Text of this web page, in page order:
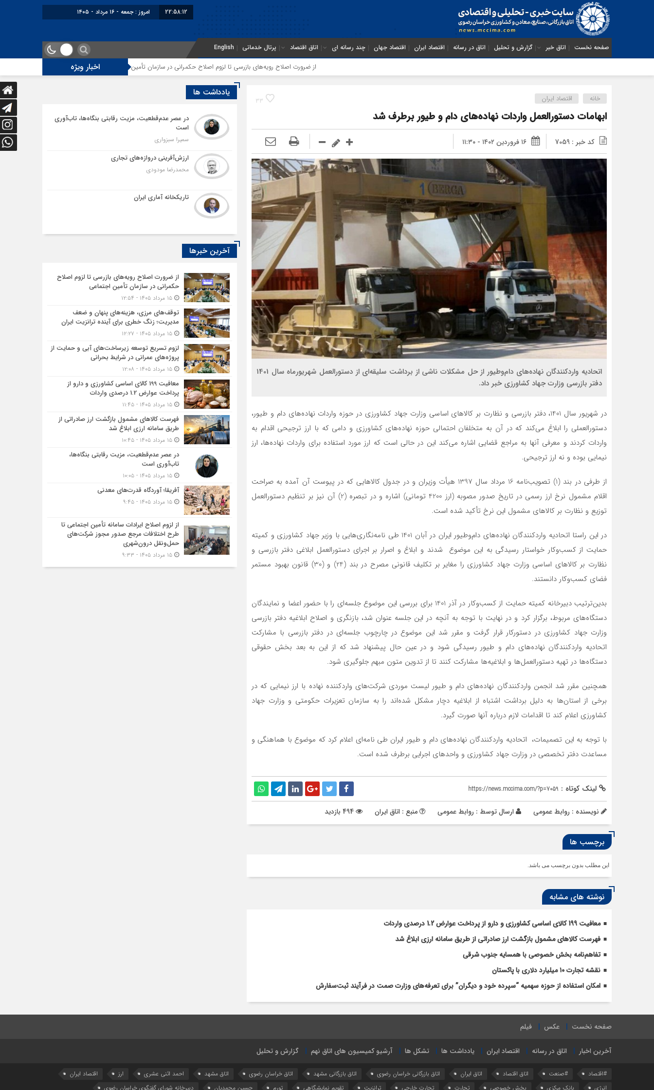
22:58:13 امروز : جمعه - ۱۶ مرداد - ۱۴۰۵
صفحه نخست اتاق خبر گزارش و تحلیل اتاق در رسانه اقتصاد ایران اقتصاد جهان چند رسانه ای اتاق اقتصاد پرتال خدماتی English
اخبار ویژه از ضرورت اصلاح رویه‌های بازرسی تا لزوم اصلاح حکمرانی در سازمان تأمین اجتماعی توقف‌های مرزی، هزینه‌های پنهان و ضعف
33 خانه اقتصاد ایران
ابهامات دستورالعمل واردات نهاده‌های دام و طیور برطرف شد
کد خبر : 7059 ۱۶ فروردین ۱۴۰۲ - ۱۱:۳۰
اتحادیه واردکنندگان نهاده‌های دام‌وطیور از حل مشکلات ناشی از برداشت سلیقه‌ای از دستورالعمل شهریورماه سال 1401
دفتر بازرسی وزارت جهاد کشاورزی خبر داد.
در شهریور سال 1401، دفتر بازرسی و نظارت بر کالاهای اساسی وزارت جهاد کشاورزی در حوزه واردات نهاده‌های دام و طیور،
دستورالعملی را ابلاغ می‌کند که در آن به متخلفان احتمالی حوزه نهاده‌های کشاورزی و دامی که با ارز ترجیحی اقدام به
واردات کردند و معرفی آنها به مراجع قضایی اشاره می‌کند این در حالی است که ارز مورد استفاده برای واردات نهاده‌ها، ارز
نیمایی بوده و نه ارز ترجیحی.
از طرفی در بند (1) تصویب‌نامه 16 مرداد سال 1397 هیأت وزیران و در جدول کالاهایی که در پیوست آن آمده به صراحت
اقلام مشمول نرخ ارز رسمی در تاریخ صدور مصوبه (ارز 4200 تومانی) اشاره و در تبصره (2) آن نیز بر تنظیم دستورالعمل
توزیع و نظارت بر کالاهای مشمول این نرخ تأکید شده است.
در این راستا اتحادیه واردکنندگان نهاده‌های دام‌وطیور ایران در آبان 1401 طی نامه‌نگاری‌هایی با وزیر جهاد کشاورزی و کمیته
حمایت از کسب‌وکار خواستار رسیدگی به این موضوع شدند و ابلاغ و اصرار بر اجرای دستورالعمل ابلاغی دفتر بازرسی و
نظارت بر کالاهای اساسی وزارت جهاد کشاورزی را مغایر بر تکلیف قانونی مصرح در بند (24) و (30) قانون بهبود مستمر
فضای کسب‌وکار دانستند.
بدین‌ترتیب دبیرخانه کمیته حمایت از کسب‌وکار در آذر 1401 برای بررسی این موضوع جلسه‌ای را با حضور اعضا و نمایندگان
دستگاه‌های مربوط، برگزار کرد و در نهایت با توجه به آنچه در این جلسه عنوان شد، بازنگری و اصلاح ابلاغیه دفتر بازرسی
وزارت جهاد کشاورزی در دستورکار قرار گرفت و مقرر شد این موضوع در چارچوب جلسه‌ای در دفتر بازرسی با مشارکت
اتحادیه واردکنندگان نهاده‌های دام و طیور رسیدگی شود و در عین حال پیشنهاد شد که از این به بعد بخش حقوقی
دستگاه‌ها در تهیه دستورالعمل‌ها و ابلاغیه‌ها مشارکت کنند تا از تدوین متون مبهم جلوگیری شود.
همچنین مقرر شد انجمن واردکنندگان نهاده‌های دام و طیور لیست موردی شرکت‌های واردکننده نهاده با ارز نیمایی که در
برخی از استان‌ها به دلیل برداشت اشتباه از ابلاغیه دچار مشکل شده‌اند را به سازمان تعزیرات حکومتی و وزارت جهاد
کشاورزی اعلام کند تا اقدامات لازم درباره آنها صورت گیرد.
با توجه به این تصمیمات، اتحادیه واردکنندگان نهاده‌های دام و طیور ایران طی نامه‌ای اعلام کرد که موضوع با هماهنگی و
مساعدت دفتر تخصصی در وزارت جهاد کشاورزی و واحدهای اجرایی برطرف شده است.
لینک کوتاه : https://news.mccima.com/?p=7059
نویسنده : روابط عمومی ارسال توسط : روابط عمومی منبع : اتاق ایران
برچسب ها
این مطلب بدون برچسب می باشد.
نوشته های مشابه
معافیت 199 کالای اساسی کشاورزی و دارو از پرداخت عوارض 1.2 درصدی واردات
فهرست کالاهای مشمول بازگشت ارز صادراتی از طریق سامانه ارزی ابلاغ شد
تفاهم‌نامه بخش خصوصی با همسایه جنوب شرقی
نقشه تجارت ۱۰‌ میلیارد دلاری با پاکستان
امکان استفاده از حوزه سهمیه “سپرده خود و دیگران” برای تعرفه‌های وزارت صمت در فرآیند ثبت‌سفارش
یادداشت ها
در عصر عدم‌قطعیت، مزیت رقابتی بنگاه‌ها، تاب‌آوری
است
سمیرا سبزواری
ارزش‌آفرینی دروازه‌های تجاری
محمدرضا مودودی
تاریکخانه آماری ایران
آخرین خبرها
از ضرورت اصلاح رویه‌های بازرسی تا لزوم اصلاح
حکمرانی در سازمان تأمین اجتماعی
۱۵ مرداد ۱۴۰۵ - ۱۲:۵۴
توقف‌های مرزی، هزینه‌های پنهان و ضعف
مدیریت؛ زنگ خطری برای آینده ترانزیت ایران
۱۵ مرداد ۱۴۰۵ - ۱۲:۲۷
لزوم تسریع توسعه زیرساخت‌های آبی و حمایت از
پروژه‌های عمرانی در شرایط بحرانی
۱۵ مرداد ۱۴۰۵ - ۱۲:۰۸
معافیت 199 کالای اساسی کشاورزی و دارو از
پرداخت عوارض 1.2 درصدی واردات
۱۵ مرداد ۱۴۰۵ - ۱۱:۴۵
فهرست کالاهای مشمول بازگشت ارز صادراتی از
طریق سامانه ارزی ابلاغ شد
۱۵ مرداد ۱۴۰۵ - ۱۰:۴۵
در عصر عدم‌قطعیت، مزیت رقابتی بنگاه‌ها،
تاب‌آوری است
۱۵ مرداد ۱۴۰۵ - ۱۰:۰۵
آفریقا؛ آوردگاه قدرت‌های معدنی
۱۵ مرداد ۱۴۰۵ - ۹:۴۵
از لزوم اصلاح ایرادات سامانه تأمین اجتماعی تا
طرح اختلافات مرجع صدور مجوز شرکت‌های
حمل‌ونقل درون‌شهری
۱۵ مرداد ۱۴۰۵ - ۹:۳۳
صفحه نخست عکس فیلم
آخرین اخبار اتاق در رسانه اقتصاد ایران یادداشت ها تشکل ها آرشیو کمیسیون های اتاق نهم گزارش و تحلیل
#اقتصاد #صنعت اتاق اقتصاد اتاق ایران اتاق بازرگانی خراسان رضوی اتاق بازرگانی مشهد اتاق خراسان رضوی اتاق مشهد احمد اثنی عشری ارز
اقتصاد ایران
انرژی
بانک مرکزی بخش خصوصی تجارت تجارت خارجی ترانزیت تقویم نمایشگاهی تورم حسین محمدیان دبیرخانه شورای گفتگوی خراسان رضوی